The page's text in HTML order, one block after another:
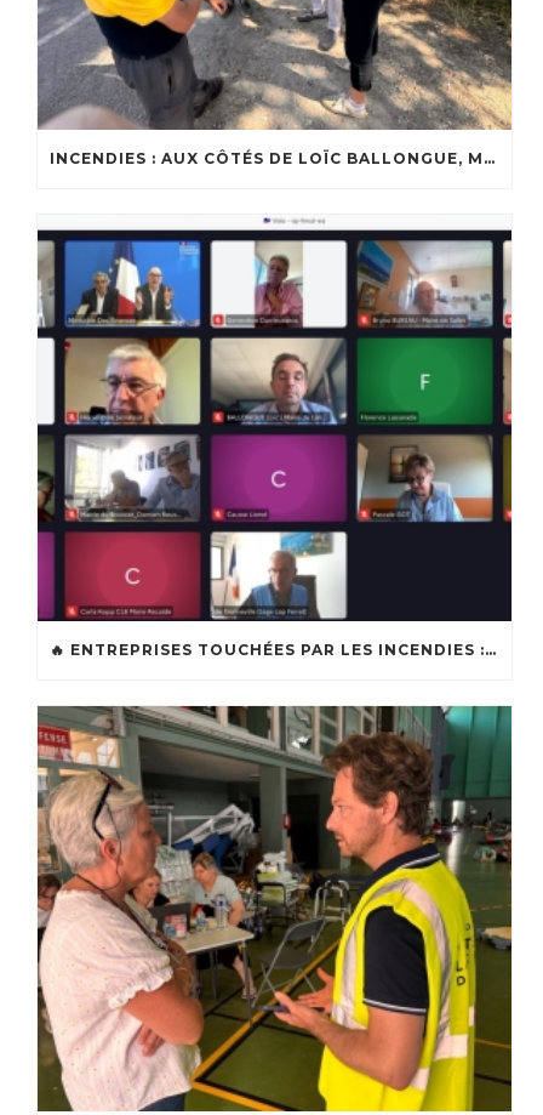
INCENDIES : AUX CÔTÉS DE LOÏC BALLONGUE, MAIRE DE LANTON
🔥 ENTREPRISES TOUCHÉES PAR LES INCENDIES : LES DISPOSITIFS D’ACCOMPAGNEMENT MIS EN PLACE AFIN DE SOUTENIR LES ENTREPRISES ET LES TRAVAILLEURS INDÉPENDANTS IMPACTÉS SUR LE BASSIN D’ARCACHON